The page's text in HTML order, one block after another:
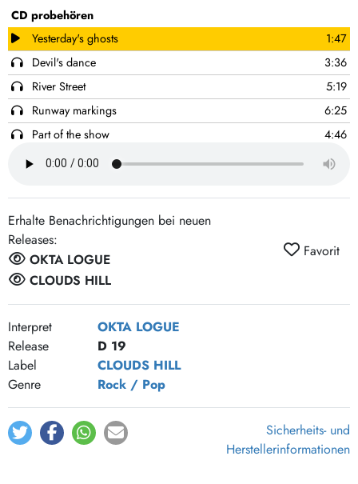
CD probehören
Yesterday's ghosts
1:47
Devil's dance
3:36
River Street
5:19
Runway markings
6:25
Part of the show
4:46
In every stream home a heartache
3:46
The wheel
Julie
3:44
Signals and signs
Out of gas
4:15
Erhalte Benachrichtigungen bei neuen
Releases:
OKTA LOGUE
CLOUDS HILL
Favorit
Interpret
OKTA LOGUE
Release
D 19
Label
CLOUDS HILL
Genre
Rock / Pop
Sicherheits- und
Herstellerinformationen